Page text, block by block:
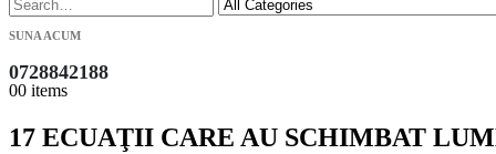
SUNA ACUM
0728842188
00 items
17 ECUAŢII CARE AU SCHIMBAT